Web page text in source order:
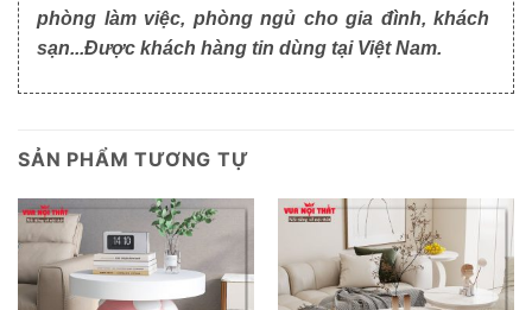
phòng làm việc, phòng ngủ cho gia đình, khách
sạn...Được khách hàng tin dùng tại Việt Nam.
SẢN PHẨM TƯƠNG TỰ